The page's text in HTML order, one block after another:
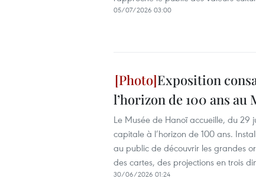
05/07/2026 03:00
Exposition
l’horizon de 100 ans au
Le Musée de Hanoï accueille, du 29
capitale à l’horizon de 100 ans.
au public de découvrir les grandes
des cartes, des projections en trois
30/06/2026 01:24